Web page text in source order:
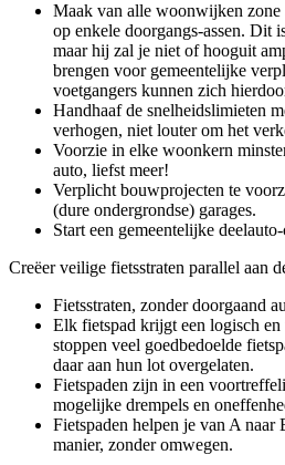
Maak van alle woonwijken zone
op enkele doorgangs-assen. Dit
maar hij zal je niet of hooguit
brengen voor gemeentelijke
voetgangers kunnen zich
Handhaaf de snelheidslimieten
verhogen, niet louter om het
Voorzie in elke woonkern
auto, liefst meer!
Verplicht bouwprojecten te
(dure ondergrondse) garages.
Start een gemeentelijke
Creëer veilige fietsstraten parallel aan
Fietsstraten, zonder doorgaand
Elk fietspad krijgt een logisch
stoppen veel goedbedoelde
daar aan hun lot overgelaten.
Fietspaden zijn in een
mogelijke drempels en
Fietspaden helpen je van A
manier, zonder omwegen.